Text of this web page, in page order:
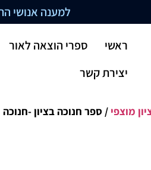
למענה אנושי התקשרו
ראשי
ספרי הוצאה לאור
יצירת קשר
מוצפי / ספר חנוכה בציון -